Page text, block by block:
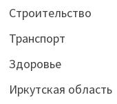
Строительство
Транспорт
Здоровье
Иркутская область